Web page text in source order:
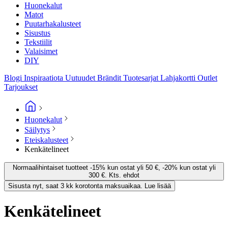
Huonekalut
Matot
Puutarhakalusteet
Sisustus
Tekstiilit
Valaisimet
DIY
Blogi Inspiraatiota Uutuudet Brändit Tuotesarjat Lahjakortti Outlet
Tarjoukset
Huonekalut
Säilytys
Eteiskalusteet
Kenkätelineet
Normaalihintaiset tuotteet -15% kun ostat yli 50 €, -20% kun ostat yli
300 €. Kts. ehdot
Sisusta nyt, saat 3 kk korotonta maksuaikaa. Lue lisää
Kenkätelineet